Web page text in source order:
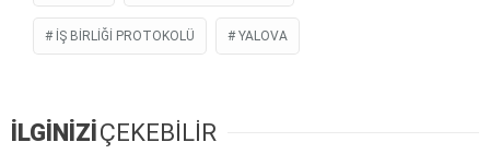
IŞ BIRLIĞI PROTOKOLÜ YALOVA
İLGİNİZİ ÇEKEBİLİR